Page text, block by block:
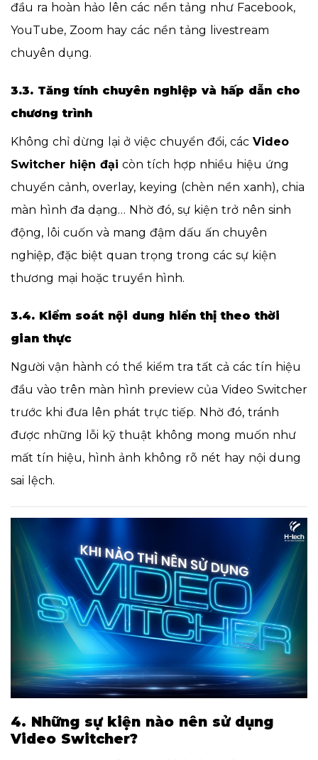
đầu ra hoàn hảo lên các nền tảng như Facebook,
YouTube, Zoom hay các nền tảng livestream
chuyên dụng.
3.3. Tăng tính chuyên nghiệp và hấp dẫn cho
chương trình
Không chỉ dừng lại ở việc chuyển đổi, các Video
Switcher hiện đại còn tích hợp nhiều hiệu ứng
chuyển cảnh, overlay, keying (chèn nền xanh), chia
màn hình đa dạng… Nhờ đó, sự kiện trở nên sinh
động, lôi cuốn và mang đậm dấu ấn chuyên
nghiệp, đặc biệt quan trọng trong các sự kiện
thương mại hoặc truyền hình.
3.4. Kiểm soát nội dung hiển thị theo thời
gian thực
Người vận hành có thể kiểm tra tất cả các tín hiệu
đầu vào trên màn hình preview của Video Switcher
trước khi đưa lên phát trực tiếp. Nhờ đó, tránh
được những lỗi kỹ thuật không mong muốn như
mất tín hiệu, hình ảnh không rõ nét hay nội dung
sai lệch.
4. Những sự kiện nào nên sử dụng
Video Switcher?